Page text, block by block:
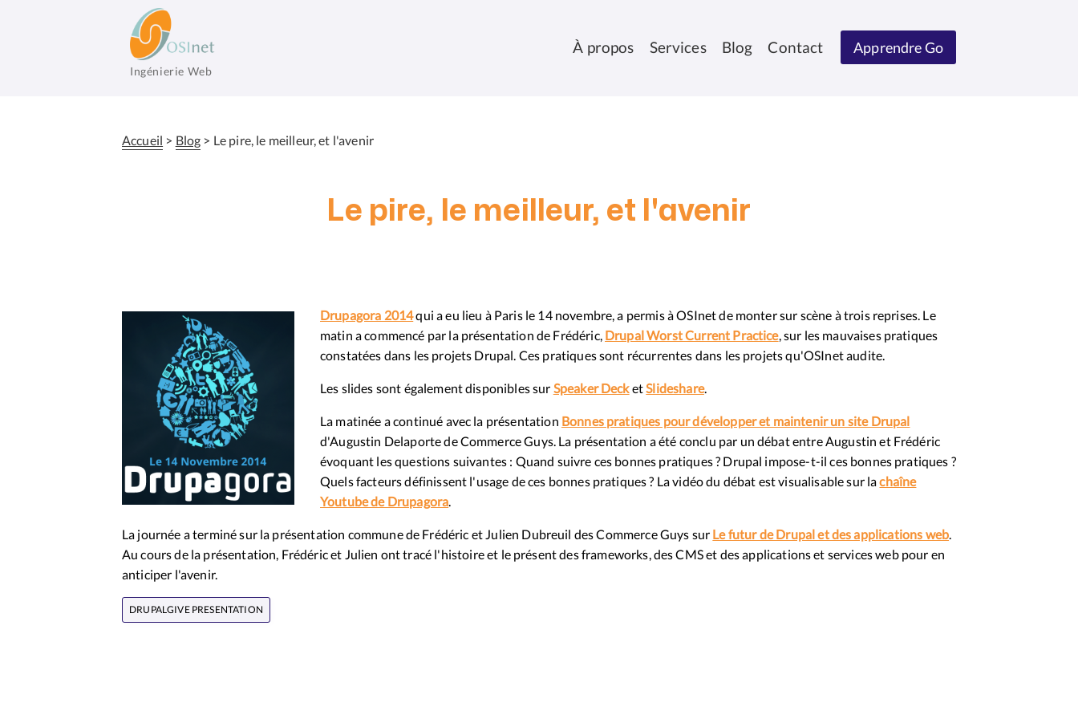
OSInet
Ingénierie Web
À propos Services Blog Contact Apprendre Go
Accueil Blog Le pire, le meilleur, et l'avenir
Le pire, le meilleur, et l'avenir
Drupagora 2014qui a eu lieu à Paris le 14 novembre, a permis à OSInet de monter sur scène à trois reprises. Le
matin a commencé par la présentation de Frédéric, Drupal Worst Current Practice, sur les mauvaises pratiques
constatées dans les projets Drupal. Ces pratiques sont récurrentes dans les projets qu'OSInet audite.
Les slides sont également disponibles sur Speaker DecketSlideshare.
La matinée a continué avec la présentation Bonnes pratiques pour développer et maintenir un site Drupal
d'Augustin Delaporte de Commerce Guys. La présentation a été conclu par un débat entre Augustin et Frédéric
évoquant les questions suivantes : Quand suivre ces bonnes pratiques ? Drupal impose-t-il ces bonnes pratiques ?
Quels facteurs définissent l'usage de ces bonnes pratiques ? La vidéo du débat est visualisable sur lachaîne
Youtube de Drupagora.
La journée a terminé sur la présentation commune de Frédéric et Julien Dubreuil des Commerce Guys sur Le futur de Drupal et des applications web.
Au cours de la présentation, Frédéric et Julien ont tracé l'histoire et le présent des frameworks, des CMS et des applications et services web pour en
anticiper l'avenir.
DRUPALGIVE PRESENTATION